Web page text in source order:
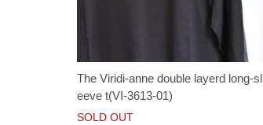
The Viridi-anne double layerd long-sl
eeve t(VI-3613-01)
SOLD OUT